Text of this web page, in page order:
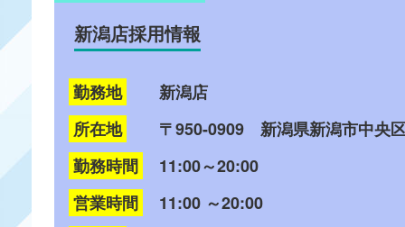
新潟店採用情報
勤務地
新潟店
所在地
〒950-0909 新潟県新潟市中央
勤務時間
11:00～20:00
営業時間
11:00 ～20:00